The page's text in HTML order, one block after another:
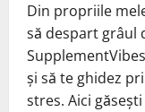
Din propriile
să despart grâul
și să te ghidez
stres. Aici